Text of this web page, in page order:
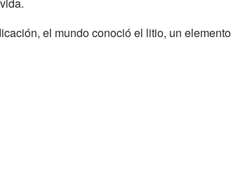
el mundo conoció el litio, un elemento